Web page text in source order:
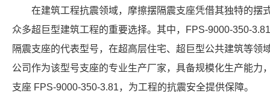
在建筑工程抗震领域，摩擦摆隔震支座凭借其独特的摆
众多超巨型建筑工程的重要选择。其中，FPS-9000-350-
隔震支座的代表型号，在超高层住宅、超巨型公共建筑等领
公司作为该型号支座的专业生产厂家，具备规模化生产能力
支座 FPS-9000-350-3.81，为工程的抗震安全提供保障。